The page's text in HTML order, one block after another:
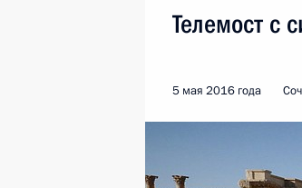
Телемост с
5 мая 2016 года